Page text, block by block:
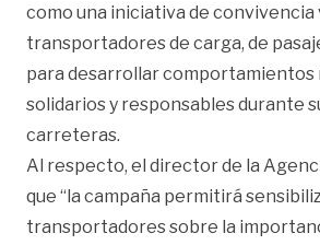
como una iniciativa de
transportadores de carga, de
para desarrollar comportamientos
solidarios y responsables durante
carreteras.
Al respecto, el director de la
que “la campaña permitirá
transportadores sobre la